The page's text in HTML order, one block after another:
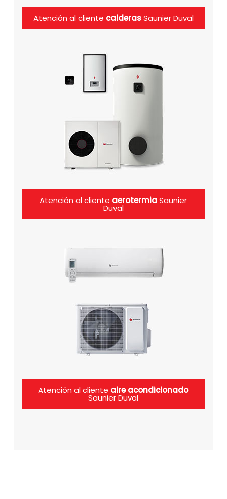
Atención al cliente calderasSaunier Duval
Atención al cliente aerotermiaSaunier
Duval
Atención al cliente aire acondicionado
Saunier Duval